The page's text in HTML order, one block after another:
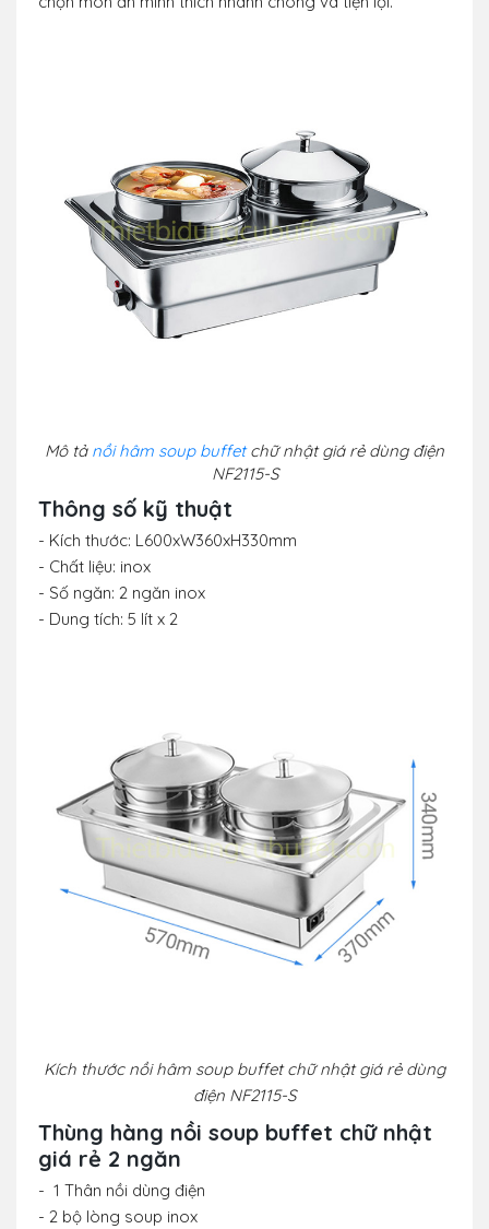
Mô tả nồi hâm soup buffetchữ nhật giá rẻ dùng điện
NF2115-S
Thông số kỹ thuật
- Kích thước: L600xW360xH330mm
- Chất liệu: inox
- Số ngăn: 2 ngăn inox
- Dung tích: 5 lít x 2
Kích thước nồi hâm soup buffet chữ nhật giá rẻ dùng
điện NF2115-S
Thùng hàng nồi soup buffet chữ nhật
giá rẻ 2 ngăn
- 1 Thân nồi dùng điện
- 2 bộ lòng soup inox